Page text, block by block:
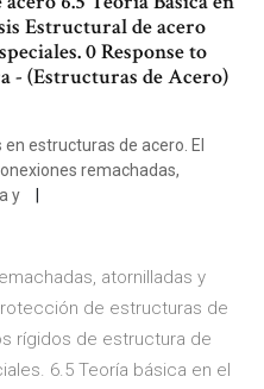
Estructural de acero
0 Response to
- (Estructuras de Acero)
estructuras de acero. El
remachadas,
y
atornilladas y
de estructuras de
rígidos de estructura de
6.5 Teoría básica en el